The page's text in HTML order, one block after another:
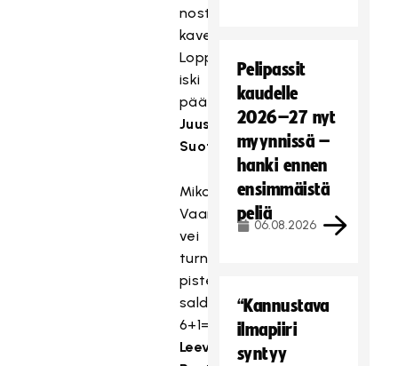
nostamaa
kavennusta.
Loppunumerot
iski
päätösminuutilla
Juuso
Suotula
.
Miko
Vaarimo
vei
turnauksen
pistepörssin
saldolla
6+1=7.
Leevi
Pelipassit
kaudelle
2026–27 nyt
myynnissä –
hanki ennen
ensimmäistä
peliä
06.08.2026
“Kannustava
ilmapiiri
syntyy